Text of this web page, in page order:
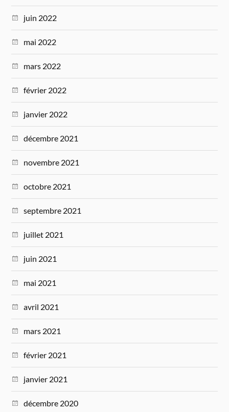
juin 2022
mai 2022
mars 2022
février 2022
janvier 2022
décembre 2021
novembre 2021
octobre 2021
septembre 2021
juillet 2021
juin 2021
mai 2021
avril 2021
mars 2021
février 2021
janvier 2021
décembre 2020